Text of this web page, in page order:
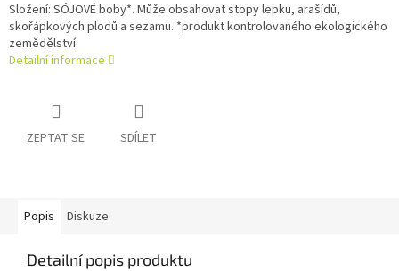
Složení: SÓJOVÉ boby*. Může obsahovat stopy lepku, arašídů,
skořápkových plodů a sezamu. *produkt kontrolovaného ekologického
zemědělství
Detailní informace
ZEPTAT SE SDÍLET
Popis Diskuze
Detailní popis produktu